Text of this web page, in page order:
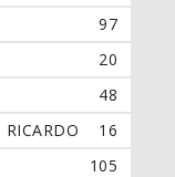
97
20
48
16
105